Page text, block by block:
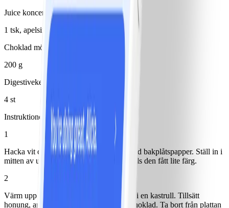
Juice koncentrerad
1 tsk, apelsin
Choklad mörk
200 g
Digestivekex
4 st
Instruktioner
1
Hacka vit choklad och lägg på en plåt med bakplåtspapper. Ställ in i
mitten av ugnen på 175° ca 10 minuter tills den fått lite färg.
2
Värm upp grädde tillsammans med smör i en kastrull. Tillsätt
honung, apelsinjuice och hackad mörk choklad. Ta bort från plattan